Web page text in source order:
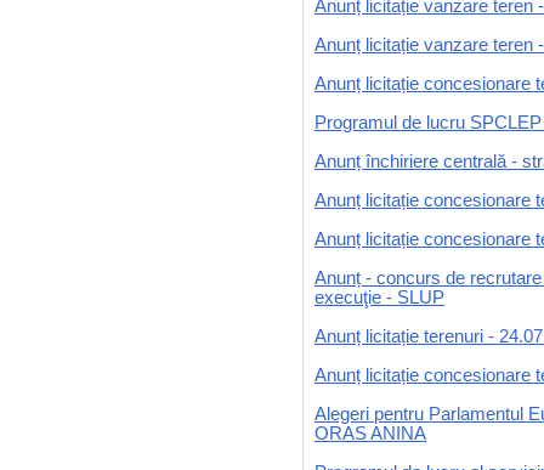
Anunț licitație vanzare teren
Anunț licitație vanzare teren
Anunț licitație concesionare
Programul de lucru
Anunț închiriere centrală -
Anunț licitație concesionare
Anunț licitație concesionare
Anunț - concurs de
execuţie - SLUP
Anunț licitație terenuri -
Anunț licitație concesionare
Alegeri pentru Parlamentul
ORAS ANINA